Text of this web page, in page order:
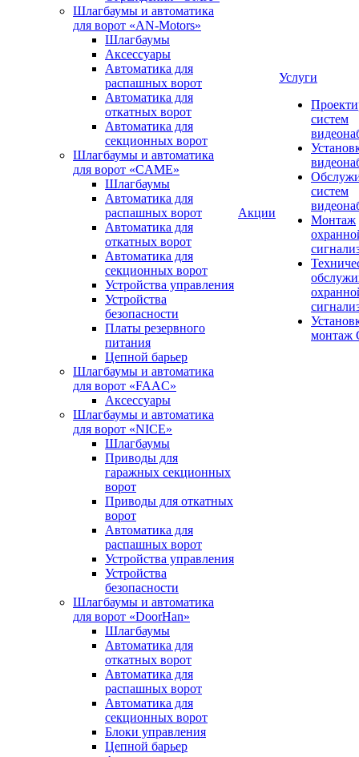
Шлагбаумы и автоматика
для ворот «AN-Motors»
Шлагбаумы
Аксессуары
Автоматика для
распашных ворот
Автоматика для
откатных ворот
Автоматика для
секционных ворот
Шлагбаумы и автоматика
для ворот «CAME»
Шлагбаумы
Автоматика для
распашных ворот
Автоматика для
откатных ворот
Автоматика для
секционных ворот
Устройства управления
Устройства
безопасности
Платы резервного
питания
Цепной барьер
Шлагбаумы и автоматика
для ворот «FAAC»
Аксессуары
Шлагбаумы и автоматика
для ворот «NICE»
Шлагбаумы
Приводы для
гаражных секционных
ворот
Приводы для откатных
ворот
Автоматика для
распашных ворот
Устройства управления
Устройства
безопасности
Шлагбаумы и автоматика
для ворот «DoorHan»
Шлагбаумы
Автоматика для
откатных ворот
Автоматика для
распашных ворот
Автоматика для
секционных ворот
Блоки управления
Цепной барьер
Акции
Услуги
систем
систем
Монтаж
монтаж